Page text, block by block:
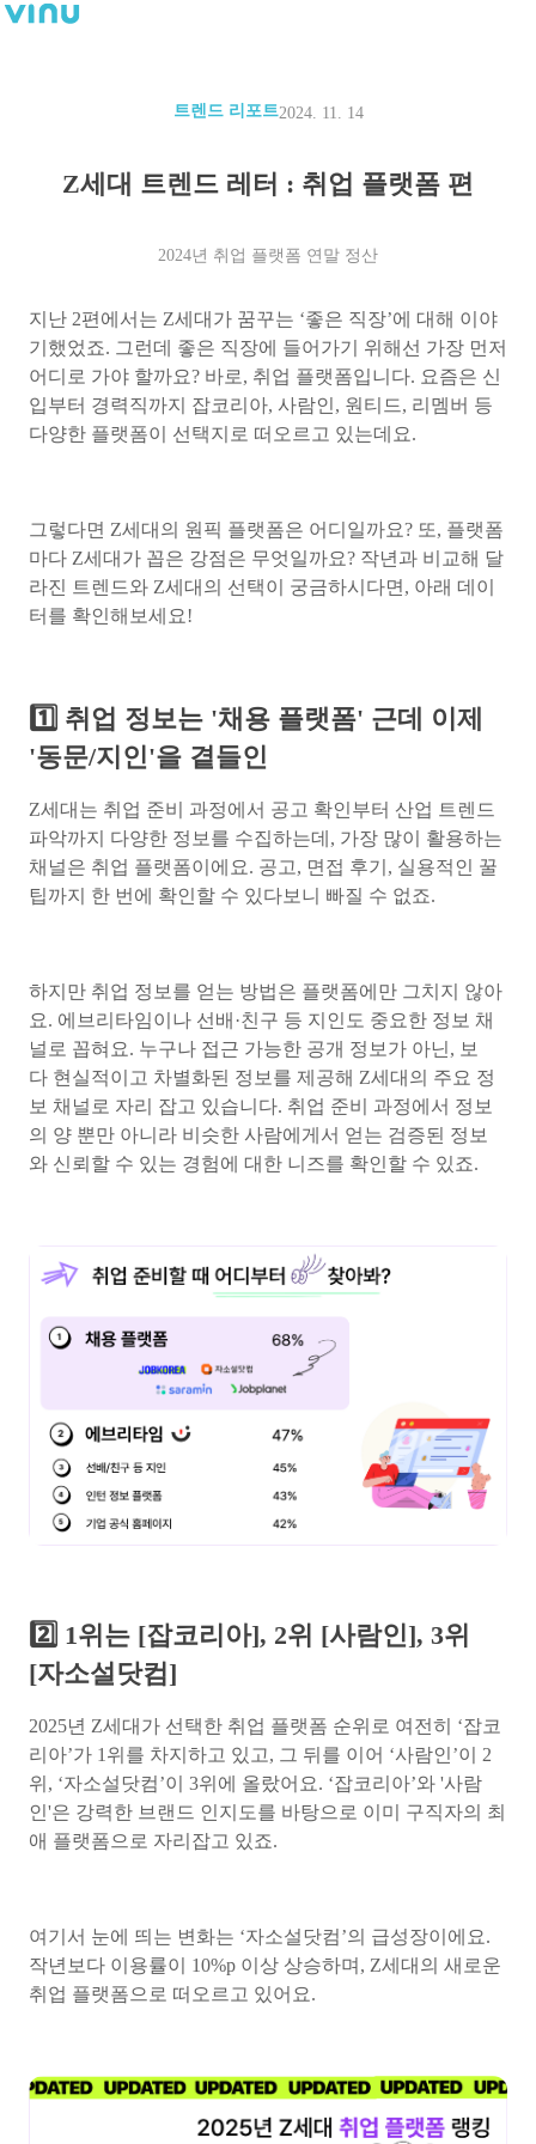
트렌드 리포트2024. 11. 14
Z세대 트렌드 레터 : 취업 플랫폼 편
2024년 취업 플랫폼 연말 정산
지난 2편에서는 Z세대가 꿈꾸는 ‘좋은 직장’에 대해 이야
기했었죠. 그런데 좋은 직장에 들어가기 위해선 가장 먼저
어디로 가야 할까요? 바로, 취업 플랫폼입니다. 요즘은 신
입부터 경력직까지 잡코리아, 사람인, 원티드, 리멤버 등
다양한 플랫폼이 선택지로 떠오르고 있는데요.
그렇다면 Z세대의 원픽 플랫폼은 어디일까요? 또, 플랫폼
마다 Z세대가 꼽은 강점은 무엇일까요? 작년과 비교해 달
라진 트렌드와 Z세대의 선택이 궁금하시다면, 아래 데이
터를 확인해보세요!
1️⃣ 취업 정보는 '채용 플랫폼' 근데 이제
'동문/지인'을 곁들인
Z세대는 취업 준비 과정에서 공고 확인부터 산업 트렌드
파악까지 다양한 정보를 수집하는데, 가장 많이 활용하는
채널은 취업 플랫폼이에요. 공고, 면접 후기, 실용적인 꿀
팁까지 한 번에 확인할 수 있다보니 빠질 수 없죠.
하지만 취업 정보를 얻는 방법은 플랫폼에만 그치지 않아
요. 에브리타임이나 선배·친구 등 지인도 중요한 정보 채
널로 꼽혀요. 누구나 접근 가능한 공개 정보가 아닌, 보
다 현실적이고 차별화된 정보를 제공해 Z세대의 주요 정
보 채널로 자리 잡고 있습니다. 취업 준비 과정에서 정보
의 양 뿐만 아니라 비슷한 사람에게서 얻는 검증된 정보
와 신뢰할 수 있는 경험에 대한 니즈를 확인할 수 있죠.
2️⃣ 1위는 [잡코리아], 2위 [사람인], 3위
[자소설닷컴]
2025년 Z세대가 선택한 취업 플랫폼 순위로 여전히 ‘잡코
리아’가 1위를 차지하고 있고, 그 뒤를 이어 ‘사람인’이 2
위, ‘자소설닷컴’이 3위에 올랐어요. ‘잡코리아’와 '사람
인'은 강력한 브랜드 인지도를 바탕으로 이미 구직자의 최
애 플랫폼으로 자리잡고 있죠.
여기서 눈에 띄는 변화는 ‘자소설닷컴’의 급성장이에요.
작년보다 이용률이 10%p 이상 상승하며, Z세대의 새로운
취업 플랫폼으로 떠오르고 있어요.